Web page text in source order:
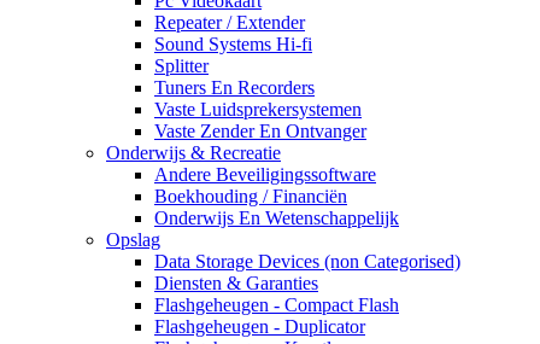
Repeater / Extender
Sound Systems Hi-fi
Splitter
Tuners En Recorders
Vaste Luidsprekersystemen
Vaste Zender En Ontvanger
Onderwijs & Recreatie
Andere Beveiligingssoftware
Boekhouding / Financiën
Onderwijs En Wetenschappelijk
Opslag
Data Storage Devices (non Categorised)
Diensten & Garanties
Flashgeheugen - Compact Flash
Flashgeheugen - Duplicator